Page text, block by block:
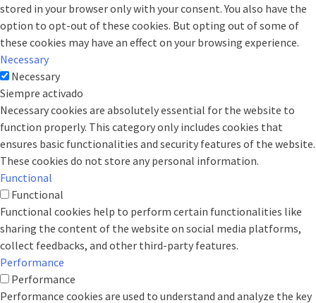
stored in your browser only with your consent. You also have the
option to opt-out of these cookies. But opting out of some of
these cookies may have an effect on your browsing experience.
Necessary
Necessary
Siempre activado
Necessary cookies are absolutely essential for the website to
function properly. This category only includes cookies that
ensures basic functionalities and security features of the website.
These cookies do not store any personal information.
Functional
Functional
Functional cookies help to perform certain functionalities like
sharing the content of the website on social media platforms,
collect feedbacks, and other third-party features.
Performance
Performance
Performance cookies are used to understand and analyze the key